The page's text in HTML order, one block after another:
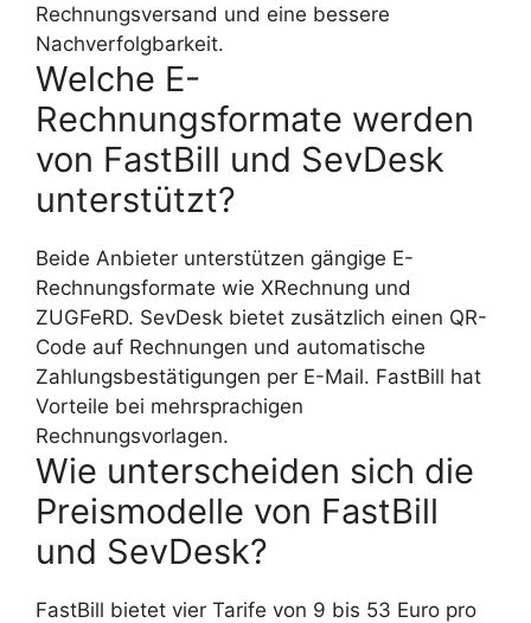
Rechnungsversand und eine bessere
Nachverfolgbarkeit.
Welche E-
Rechnungsformate werden
von FastBill und SevDesk
unterstützt?
Beide Anbieter unterstützen gängige E-
Rechnungsformate wie XRechnung und
ZUGFeRD. SevDesk bietet zusätzlich einen QR-
Code auf Rechnungen und automatische
Zahlungsbestätigungen per E-Mail. FastBill hat
Vorteile bei mehrsprachigen
Rechnungsvorlagen.
Wie unterscheiden sich die
Preismodelle von FastBill
und SevDesk?
FastBill bietet vier Tarife von 9 bis 53 Euro pro